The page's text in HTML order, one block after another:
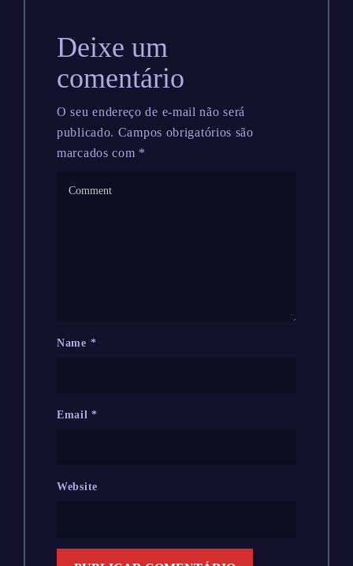
Deixe um
comentário
O seu endereço de e-mail não será
publicado. Campos obrigatórios são
marcados com *
Name *
Email*
Website